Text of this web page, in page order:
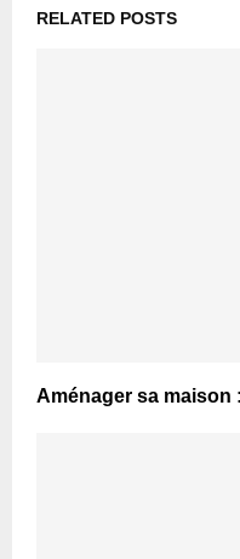
RELATED POSTS
Aménager sa maison